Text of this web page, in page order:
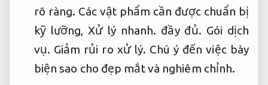
rõ ràng. Các vật phẩm cần được chuẩn bị
kỹ lưỡng,Xử lý nhanh. đầy đủ. Gói dịch
vụ. Giảm rủi ro xử lý. Chú ý đến việc bày
biện sao cho đẹp mắt và nghiêm chỉnh.